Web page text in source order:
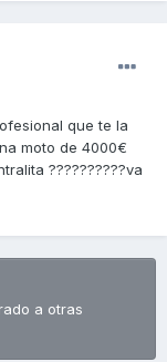
que te la
moto de 4000€
??????????va
a otras